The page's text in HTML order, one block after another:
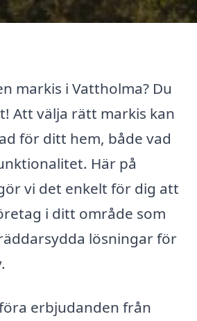
markis i Vattholma? Du
Att välja rätt markis kan
för ditt hem, både vad
Här på
vi det enkelt för dig att
i ditt område som
lösningar för
erbjudanden från